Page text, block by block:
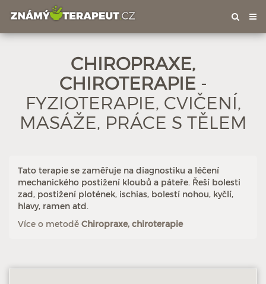
CHIROPRAXE,
CHIROTERAPIE -
FYZIOTERAPIE, CVIČENÍ,
MASÁŽE, PRÁCE S TĚLEM
Tato terapie se zaměřuje na diagnostiku a léčení
mechanického postižení kloubů a páteře. Řeší bolesti
zad, postižení plotének, ischias, bolestí nohou, kyčlí,
hlavy, ramen atd.
Více o metodě Chiropraxe, chiroterapie
Hodnoceno: 16× Profil terapeuta